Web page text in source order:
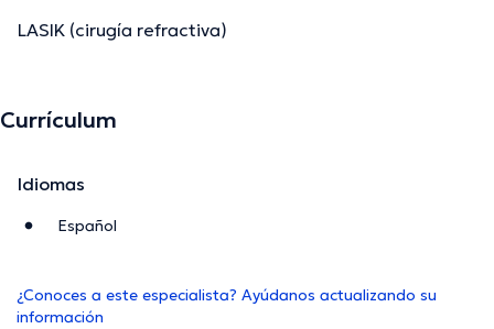
LASIK (cirugía refractiva)
Currículum
Idiomas
Español
¿Conoces a este especialista? Ayúdanos actualizando su
información